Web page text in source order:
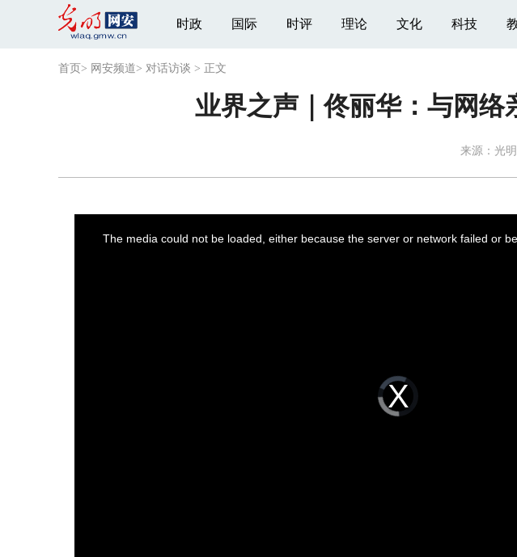
时政 国际 时评 理论 文化 科技
首页 > 网安频道> 对话访谈 > 正文
业界之声｜佟丽华：与网
来源： 光
Video
Player
is
loading.
The media could not be loaded, either because the server or network failed or